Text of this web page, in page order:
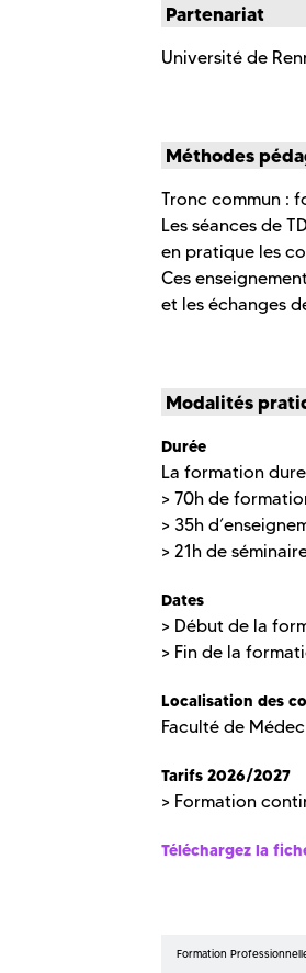
Partenariat
Université de
Méthodes
Tronc commun :
Les séances de
en pratique les
Ces
et les échanges
Modalités
Durée
La formation
> 70h de
> 35h
> 21h de
Dates
> Début de la
> Fin de la
Localisation des
Faculté de
Tarifs 2026/2027
> Formation
Téléchargez la
Formation